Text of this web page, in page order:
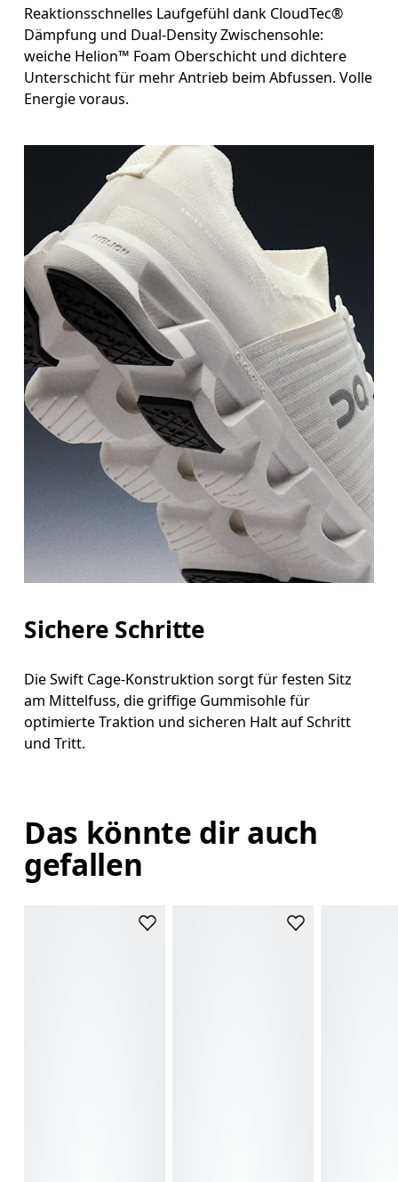
Reaktionsschnelles Laufgefühl dank CloudTec®
Dämpfung und Dual-Density Zwischensohle:
weiche Helion™ Foam Oberschicht und dichtere
Unterschicht für mehr Antrieb beim Abfussen. Volle
Energie voraus.
Sichere Schritte
Die Swift Cage-Konstruktion sorgt für festen Sitz
am Mittelfuss, die griffige Gummisohle für
optimierte Traktion und sicheren Halt auf Schritt
und Tritt.
Das könnte dir auch
gefallen